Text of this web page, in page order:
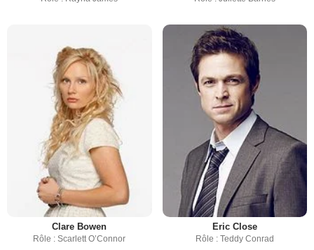
Clare Bowen
Rôle : Scarlett O’Connor
Eric Close
Rôle : Teddy Conrad